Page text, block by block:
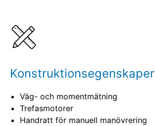
Konstruktionsegenskaper
Väg- och momentmätning
Trefasmotorer
Handratt för manuell manövrering